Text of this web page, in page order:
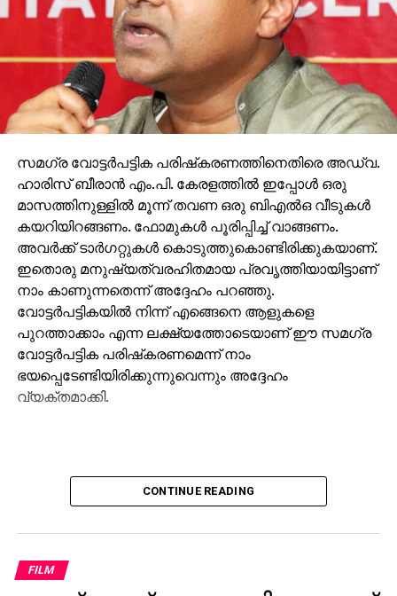
സമഗ്ര വോട്ടര്‍പട്ടിക പരിഷ്‌കരണത്തിനെതിരെ അഡ്വ.
ഹാരിസ് ബീരാന്‍ എം.പി. കേരളത്തില്‍ ഇപ്പോള്‍ ഒരു
മാസത്തിനുള്ളില്‍ മൂന്ന് തവണ ഒരു ബിഎല്‍ഒ വീടുകള്‍
കയറിയിറങ്ങണം. ഫോമുകള്‍ പൂരിപ്പിച്ച് വാങ്ങണം.
അവര്‍ക്ക് ടാര്‍ഗറ്റുകള്‍ കൊടുത്തുകൊണ്ടിരിക്കുകയാണ്.
ഇതൊരു മനുഷ്യത്വരഹിതമായ പ്രവൃത്തിയായിട്ടാണ്
നാം കാണുന്നതെന്ന് അദ്ദേഹം പറഞ്ഞു.
വോട്ടര്‍പട്ടികയില്‍ നിന്ന് എങ്ങെനെ ആളുകളെ
പുറത്താക്കാം എന്ന ലക്ഷ്യത്തോടെയാണ് ഈ സമഗ്ര
വോട്ടര്‍പട്ടിക പരിഷ്‌കരണമെന്ന് നാം
ഭയപ്പെടേണ്ടിയിരിക്കുന്നുവെന്നും അദ്ദേഹം
വ്യക്തമാക്കി.
CONTINUE READING
FILM